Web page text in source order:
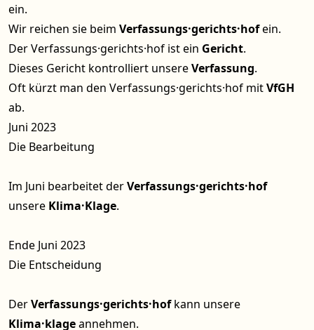
ein.
Wir reichen sie beim Verfassungs·gerichts·hofein.
Der Verfassungs·gerichts·hof ist ein Gericht.
Dieses Gericht kontrolliert unsereVerfassung.
Oft kürzt man den Verfassungs·gerichts·hof mitVfGH
ab.
Juni 2023
Die Bearbeitung
Im Juni bearbeitet derVerfassungs·gerichts·hof
unsere Klima·Klage.
Ende Juni 2023
Die Entscheidung
DerVerfassungs·gerichts·hofkann unsere
Klima·klageannehmen.